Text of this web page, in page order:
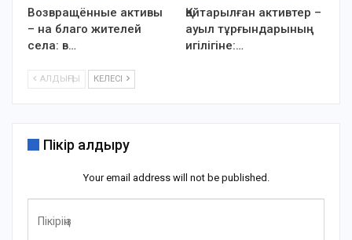
Возвращённые активы
– на благо жителей
села: в…
Қайтарылған активтер –
ауыл тұрғындарының
игілігіне:…
АЛДЫҢҒЫ КЕЛЕСІ
Пікір қалдыру
Your email address will not be published.